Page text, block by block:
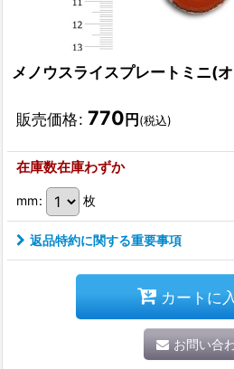
メノウスライスプレートミニ(
販売価格: 770 円 (税込)
在庫数在庫わずか
mm: 枚
返品特約に関する重要事項
カートに
お問い合